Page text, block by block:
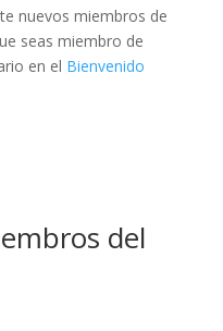
nuevos miembros de
seas miembro de
en el Bienvenido
del